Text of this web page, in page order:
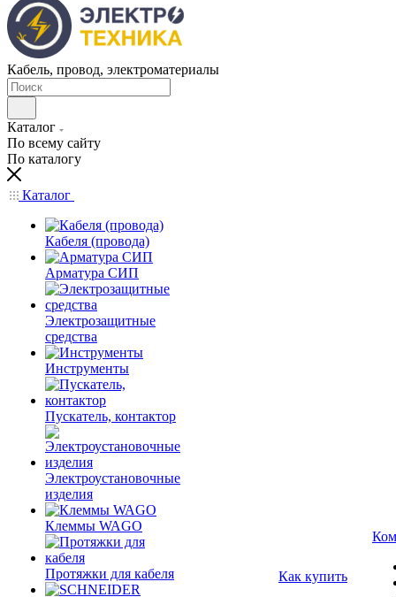
Кабель, провод, электроматериалы
Каталог
По всему сайту
По каталогу
Каталог
Кабеля (провода)
Арматура СИП
Электрозащитные
средства
Инструменты
Пускатель, контактор
Электроустановочные
изделия
Клеммы WAGO
Протяжки для кабеля
Как купить